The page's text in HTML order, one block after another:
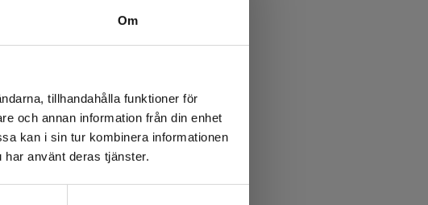
Om
tillhandahålla funktioner för
och annan information från din enhet
kan i sin tur kombinera informationen
använt deras tjänster.
via en
utanför